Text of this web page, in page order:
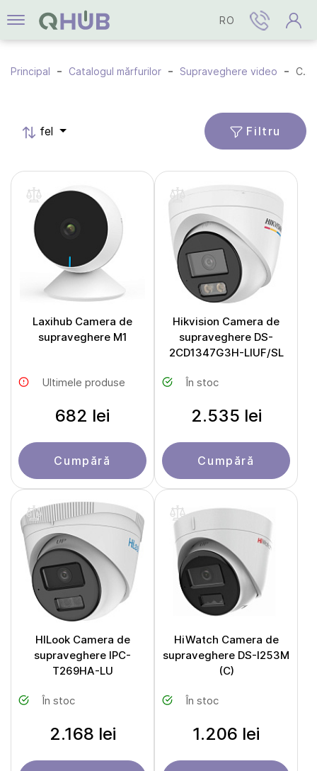
RO
Principal Catalogul mărfurilor Supraveghere video Camere IP
fel Filtru
Laxihub Camera de
supraveghere M1
Ultimele produse
682 lei
Cumpără
Hikvision Camera de
supraveghere DS-
2CD1347G3H-LIUF/SL
În stoc
2.535 lei
Cumpără
HILook Camera de
supraveghere IPC-
T269HA-LU
În stoc
2.168 lei
HiWatch Camera de
supraveghere DS-I253M
(С)
În stoc
1.206 lei